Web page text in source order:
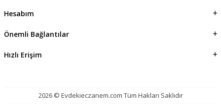
Hesabım
Önemli Bağlantılar
Hızlı Erişim
2026 © Evdekieczanem.com Tüm Hakları Saklıdır